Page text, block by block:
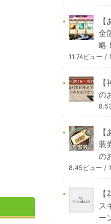
全
略！
11.74ビュー /
の
装
の
8.45ビュー /
ス
ー